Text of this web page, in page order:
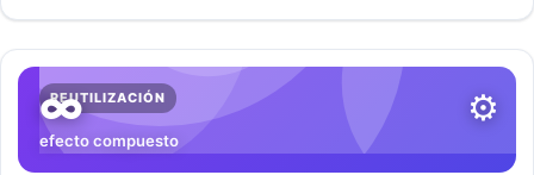
REUTILIZACIÓN ⚙️
∞
efecto compuesto